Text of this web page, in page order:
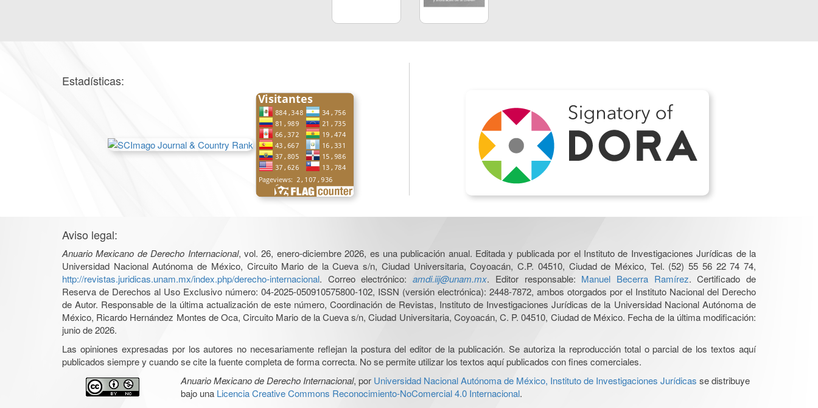
Estadísticas:
Aviso legal:
Anuario Mexicano de Derecho Internacional, vol. 26, enero-diciembre 2026, es una publicación anual. Editada y publicada por el Instituto de Investigaciones Jurídicas de la
Universidad Nacional Autónoma de México, Circuito Mario de la Cueva s/n, Ciudad Universitaria, Coyoacán, C.P. 04510, Ciudad de México, Tel. (52) 55 56 22 74 74,
http://revistas.juridicas.unam.mx/index.php/derecho-internacional. Correo electrónico:amdi.iij@unam.mx. Editor responsable: Manuel Becerra Ramírez. Certificado de
Reserva de Derechos al Uso Exclusivo número: 04-2025-050910575800-102, ISSN (versión electrónica): 2448-7872, ambos otorgados por el Instituto Nacional del Derecho
de Autor. Responsable de la última actualización de este número, Coordinación de Revistas, Instituto de Investigaciones Jurídicas de la Universidad Nacional Autónoma de
México, Ricardo Hernández Montes de Oca, Circuito Mario de la Cueva s/n, Ciudad Universitaria, Coyoacán, C. P. 04510, Ciudad de México. Fecha de la última modificación:
junio de 2026.
Las opiniones expresadas por los autores no necesariamente reflejan la postura del editor de la publicación. Se autoriza la reproducción total o parcial de los textos aquí
publicados siempre y cuando se cite la fuente completa de forma correcta. No se permite utilizar los textos aquí publicados con fines comerciales.
Anuario Mexicano de Derecho Internacional, por Universidad Nacional Autónoma de México, Instituto de Investigaciones Jurídicas se distribuye
bajo una Licencia Creative Commons Reconocimiento-NoComercial 4.0 Internacional.